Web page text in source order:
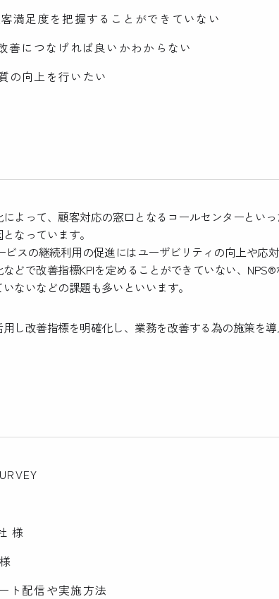
満足度を把握することができていない
善につなげれば良いかわからない
の向上を行いたい
よって、顧客対応の窓口となるコールセンターとい
なっています。
ビスの継続利用の促進にはユーザビリティの向上や応
どで改善指標KPIを定めることができていない、
ないなどの課題も多いといいます。
し改善指標を明確化し、業務を改善する為の施策を
様
ト配信や実施方法